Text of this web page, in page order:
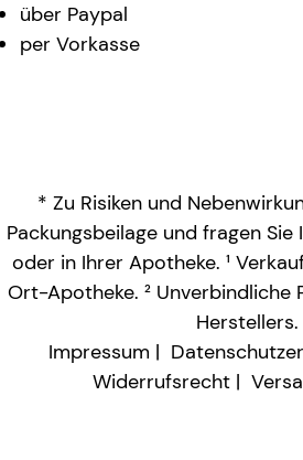
über Paypal
per Vorkasse
* Zu Risiken und
Packungsbeilage und fragen
oder in Ihrer Apotheke. ¹
Ort-Apotheke. ² Unverbindliche
Herstellers.
Impressum
Widerrufsrecht